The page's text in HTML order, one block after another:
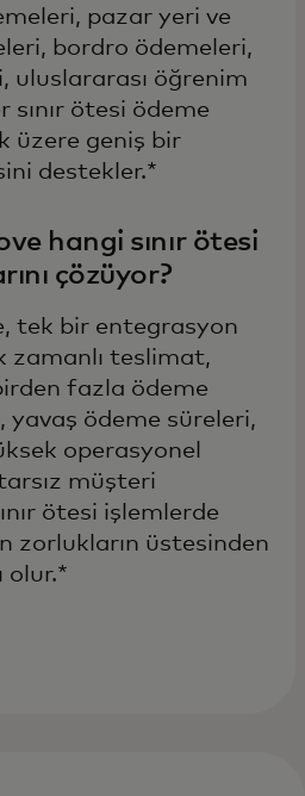
pazar yeri ve
bordro ödemeleri,
uluslararası öğrenim
sınır ötesi ödeme
üzere geniş bir
destekler.*
hangi sınır ötesi
çözüyor?
tek bir entegrasyon
zamanlı teslimat,
fazla ödeme
yavaş ödeme süreleri,
operasyonel
müşteri
ötesi işlemlerde
zorlukların üstesinden
olur.*